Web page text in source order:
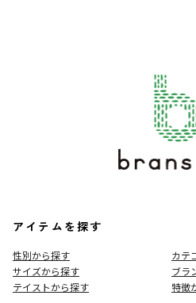
アイテムを探す
性別から探す
カテ
サイズから探す
ブラ
テイストから探す
特徴